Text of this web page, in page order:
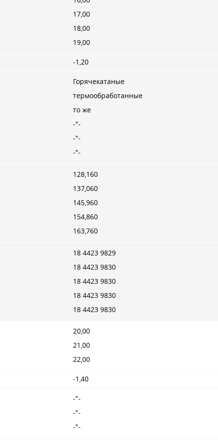
17,00
18,00
19,00
-1,20
Горячекатаные
термообработанные
то же
-"-
-"-
-"-
128,160
137,060
145,960
154,860
163,760
18 4423 9829
18 4423 9830
18 4423 9830
18 4423 9830
18 4423 9830
20,00
21,00
22,00
-1,40
-"-
-"-
-"-